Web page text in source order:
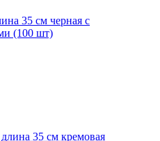
35 см черная с
(100 шт)